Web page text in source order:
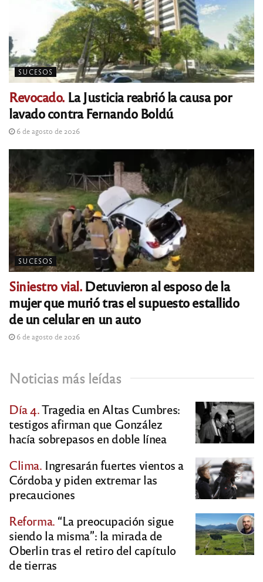
SUCESOS
Revocado. La Justicia reabrió la causa por
lavado contra Fernando Boldú
6 de agosto de 2026
SUCESOS
Siniestro vial.Detuvieron al esposo de la
mujer que murió tras el supuesto estallido
de un celular en un auto
6 de agosto de 2026
Noticias más leídas
Día 4.Tragedia en Altas Cumbres:
testigos afirman que González
hacía sobrepasos en doble línea
Clima. Ingresarán fuertes vientos a
Córdoba y piden extremar las
precauciones
Reforma. “La preocupación sigue
siendo la misma”: la mirada de
Oberlin tras el retiro del capítulo
de tierras